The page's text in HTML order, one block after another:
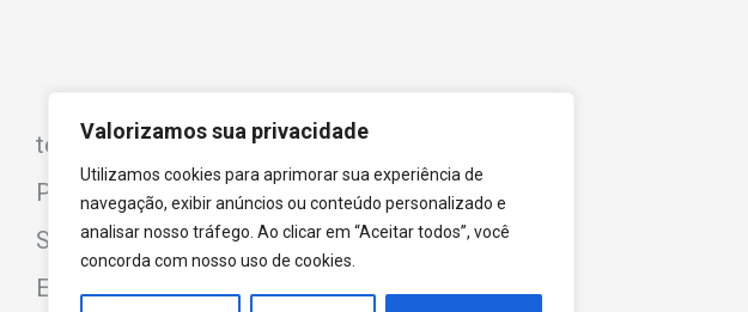
Valorizamos sua privacidade
Utilizamos cookies para aprimorar sua experiência de
navegação, exibir anúncios ou conteúdo personalizado e
analisar nosso tráfego. Ao clicar em “Aceitar todos”, você
concorda com nosso uso de cookies.
tecnoPARQ
Programas
Sala de Imprensa
Empresas